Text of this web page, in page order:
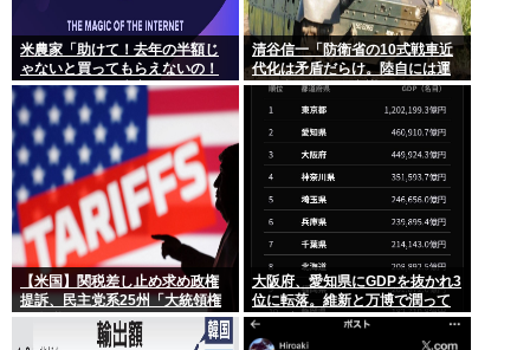
米農家「助けて！去年の半額じ
ゃないと買ってもらえないの！
作れば作るほど赤字で死にそ
う！」
清谷信一「防衛省の10式戦車近
代化は矛盾だらけ。陸自には運
用理念もコスト意識もない」
【米国】関税差し止め求め政権
提訴、民主党系25州「大統領権
限逸脱」
大阪府、愛知県にGDPを抜かれ3
位に転落。維新と万博で潤って
るはずじゃ…